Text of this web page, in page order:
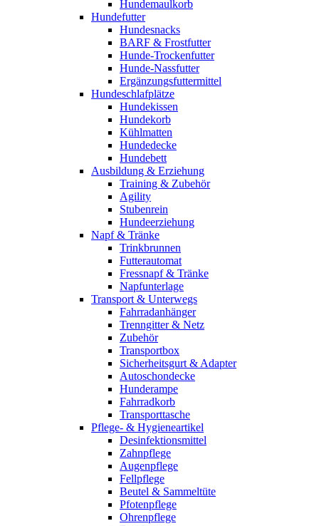
Hundemaulkorb
Hundefutter
Hundesnacks
BARF & Frostfutter
Hunde-Trockenfutter
Hunde-Nassfutter
Ergänzungsfuttermittel
Hundeschlafplätze
Hundekissen
Hundekorb
Kühlmatten
Hundedecke
Hundebett
Ausbildung & Erziehung
Training & Zubehör
Agility
Stubenrein
Hundeerziehung
Napf & Tränke
Trinkbrunnen
Futterautomat
Fressnapf & Tränke
Napfunterlage
Transport & Unterwegs
Fahrradanhänger
Trenngitter & Netz
Zubehör
Transportbox
Sicherheitsgurt & Adapter
Autoschondecke
Hunderampe
Fahrradkorb
Transporttasche
Pflege- & Hygieneartikel
Desinfektionsmittel
Zahnpflege
Augenpflege
Fellpflege
Beutel & Sammeltüte
Pfotenpflege
Ohrenpflege